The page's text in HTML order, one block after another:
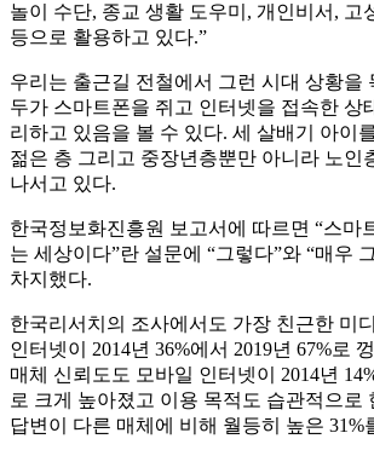
놀이 수단, 종교 생활 도우미, 개인비서, 고
등으로 활용하고 있다.”
우리는 출근길 전철에서 그런 시대 상황을
두가 스마트폰을 쥐고 인터넷을 접속한 상
리하고 있음을 볼 수 있다. 세 살배기 아이
젊은 층 그리고 중장년층뿐만 아니라 노인
나서고 있다.
한국정보화진흥원 보고서에 따르면 “스마
는 세상이다”란 설문에 “그렇다”와 “매우
차지했다.
한국리서치의 조사에서도 가장 친근한 미
인터넷이 2014년 36%에서 2019년 67%로
매체 신뢰도도 모바일 인터넷이 2014년
로 크게 높아졌고 이용 목적도 습관적으로
답변이 다른 매체에 비해 월등히 높은 31%